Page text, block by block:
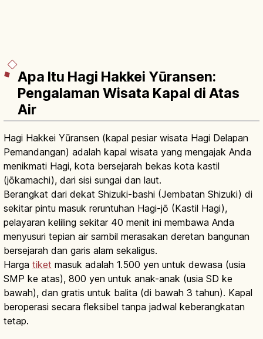
Apa Itu Hagi Hakkei Yūransen:
Pengalaman Wisata Kapal di Atas
Air
Hagi Hakkei Yūransen (kapal pesiar wisata Hagi Delapan
Pemandangan) adalah kapal wisata yang mengajak Anda
menikmati Hagi, kota bersejarah bekas kota kastil
(jōkamachi), dari sisi sungai dan laut.
Berangkat dari dekat Shizuki-bashi (Jembatan Shizuki) di
sekitar pintu masuk reruntuhan Hagi-jō (Kastil Hagi),
pelayaran keliling sekitar 40 menit ini membawa Anda
menyusuri tepian air sambil merasakan deretan bangunan
bersejarah dan garis alam sekaligus.
Harga tiket masuk adalah 1.500 yen untuk dewasa (usia
SMP ke atas), 800 yen untuk anak-anak (usia SD ke
bawah), dan gratis untuk balita (di bawah 3 tahun). Kapal
beroperasi secara fleksibel tanpa jadwal keberangkatan
tetap.